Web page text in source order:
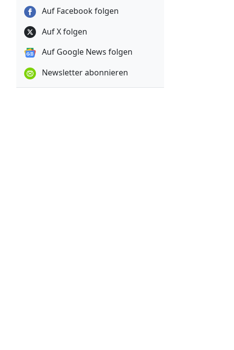
Auf Facebook folgen
Auf X folgen
Auf Google News folgen
Newsletter abonnieren